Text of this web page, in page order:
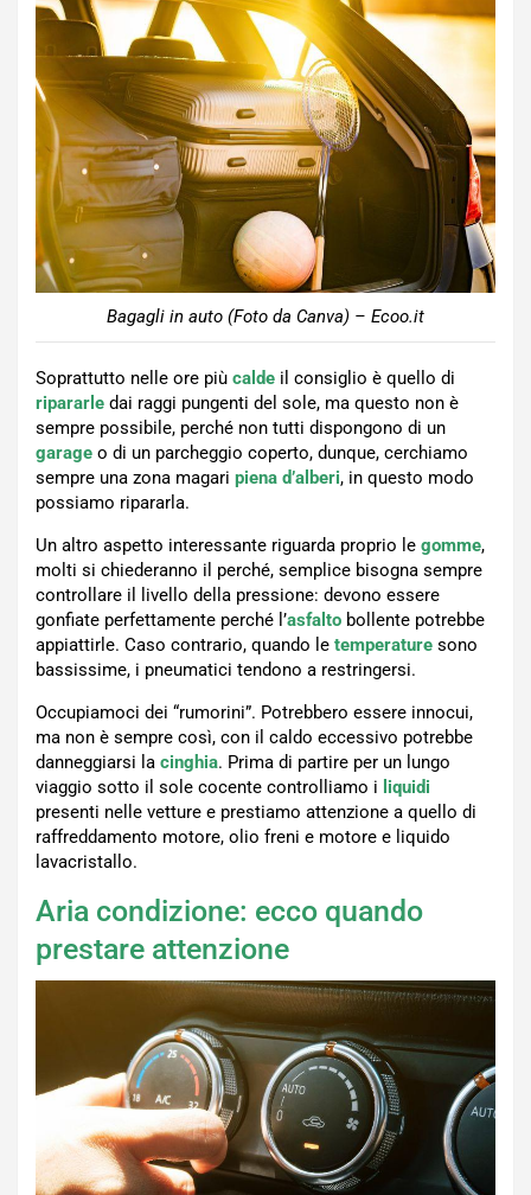
Bagagli in auto (Foto da Canva) – Ecoo.it
Soprattutto nelle ore più calde il consiglio è quello di
ripararle dai raggi pungenti del sole, ma questo non è
sempre possibile, perché non tutti dispongono di un
garage o di un parcheggio coperto, dunque, cerchiamo
sempre una zona magari piena d’alberi, in questo modo
possiamo ripararla.
Un altro aspetto interessante riguarda proprio le gomme,
molti si chiederanno il perché, semplice bisogna sempre
controllare il livello della pressione: devono essere
gonfiate perfettamente perché l’asfalto bollente potrebbe
appiattirle. Caso contrario, quando le temperature sono
bassissime, i pneumatici tendono a restringersi.
Occupiamoci dei “rumorini”. Potrebbero essere innocui,
ma non è sempre così, con il caldo eccessivo potrebbe
danneggiarsi la cinghia. Prima di partire per un lungo
viaggio sotto il sole cocente controlliamo i liquidi
presenti nelle vetture e prestiamo attenzione a quello di
raffreddamento motore, olio freni e motore e liquido
lavacristallo.
Aria condizione: ecco quando
prestare attenzione